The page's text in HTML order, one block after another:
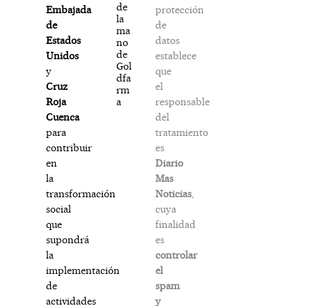
Embajada
de
Estados
Unidos
y
Cruz
Roja
Cuenca
para
contribuir
en
la
transformación
social
que
supondrá
la
implementación
de
actividades
de
la
ma
no
de
Gol
dfa
rm
a
protección
de
datos
establece
que
el
responsable
del
tratamiento
es
Diario
Mas
Noticias
cuya
finalidad
es
controlar
el
spam
y